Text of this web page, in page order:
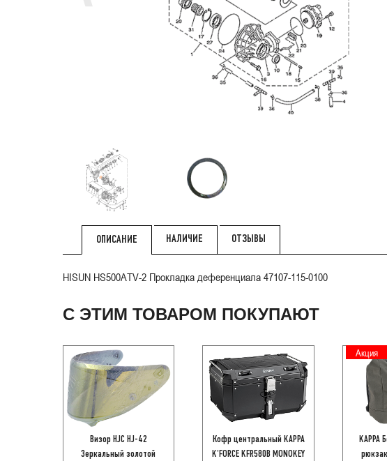
ОПИСАНИЕ НАЛИЧИЕ ОТЗЫВЫ
HISUN HS500ATV-2 Прокладка деференциала 47107-115-0100
С ЭТИМ ТОВАРОМ ПОКУПАЮТ
Визор HJC HJ-42
Зеркальный золотой
Кофр центральный KAPPA
K'FORCE KFR580B MONOKEY
Акция
KAPPA
рюкзак